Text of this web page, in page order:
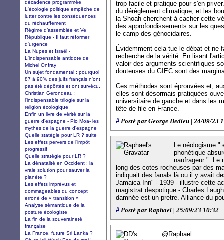
trop facile et pratique pour s'en
du dérèglement climatique, et les
la Shoah cherchent à cacher cette
des approfondissements sur les
le camp des génocidaires.
Évidemment cela tue le débat et ne
recherche de la vérité. En lisant
valoir des arguments scientifiques
douteuses du GIEC sont des
Ces méthodes sont éprouvées et,
elles sont désormais pratiquées
universitaire de gauche et dans les
tête de file en France.
#Posté par George Dedieu | 24/09/23
Le néologisme "
phonétique
naufrageur ". Le
long des cotes rocheuses par des
indiquait des fanals là ou il y avait
Jamaica Inn" - 1939 - illustre cette
magistrat despotique - Charles
damnée est un pretre. Alliance du
#Posté par Raphael | 25/09/23 10:32
@Raphael
décadence programmée
L'écologie politique empêche de
lutter contre les conséquences
du réchauffement
Régime d’assemblée et Ve
République - Il faut réformer
d'urgence
La Nupes et Israël -
L'indispensable antidote de
Michel Onfray
Un sujet fondamental : pourquoi
87 à 90% des juifs français n'ont
pas été dépôrtés et ont survécu.
Christian Gerondeau :
l'indispensable trilogie sur la
religion écologique
Enfin un livre de vérité sur la
guerre d'espagne - Pio Moa- les
mythes de la guerre d'espagne
Quelle statégie pour LR ? suite
Les effets pervers de l’impôt
progressif
Quelle stratégie pour LR ?
La dénatalité en Occident : la
vraie solution pour sauver la
planète ?
Les effets imprévus et
dommageables du concept
erroné de « transition »
Analyse sémantique de la
posture écologiste
La fin de la souveraineté
française
La France, future Sri Lanka ?